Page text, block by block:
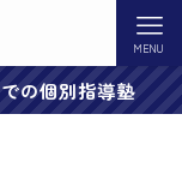
MENU
の個別指導塾